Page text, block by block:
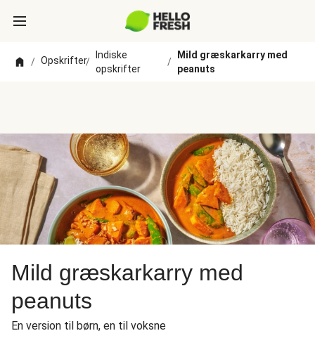
/ Opskrifter/
Indiske
opskrifter
/
Mild græskarkarry med
peanuts
Mild græskarkarry med
peanuts
En version til børn, en til voksne